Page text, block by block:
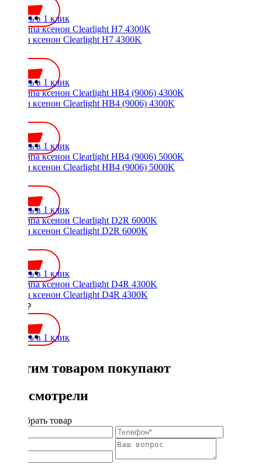
Купить в 1 клик
Лампа ксенон Clearlight H7 4300K
Купить в 1 клик
Лампа ксенон Clearlight HB4 (9006) 4300K
Купить в 1 клик
Лампа ксенон Clearlight HB4 (9006) 5000K
Купить в 1 клик
Лампа ксенон Clearlight D2R 6000K
Купить в 1 клик
Лампа ксенон Clearlight D4R 4300K
1400 ₽
Купить в 1 клик
С этим товаром покупают
Вы смотрели
Подобрать товар